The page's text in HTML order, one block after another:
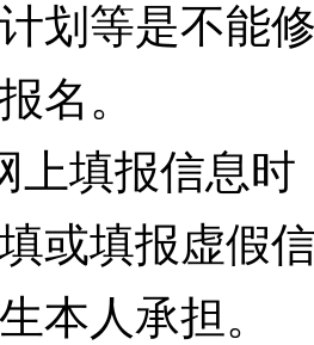
划等是不能
名。
上填报信息
或填报虚假
本人承担。